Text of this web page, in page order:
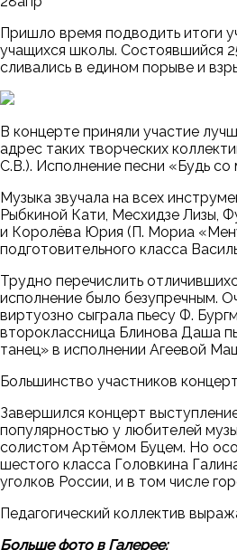
Пришло время подводить итоги
учащихся школы. Состоявшийся
сливались в едином порыве и
В концерте приняли участие
адрес таких творческих
С.В.). Исполнение песни «Будь
Музыка звучала на всех
Рыбкиной Кати, Месхидзе Лизы,
и Королёва Юрия (П. Мориа
подготовительного класса
Трудно перечислить
исполнение было безупречным.
виртуозно сыграла пьесу Ф.
второклассница Блинова Даша
танец» в исполнении Агеевой
Большинство участников
Завершился концерт
популярностью у любителей
солистом Артёмом Буцем. Но
шестого класса Головкина
уголков России, и в том числе
Педагогический коллектив
Больше фото в Галерее: